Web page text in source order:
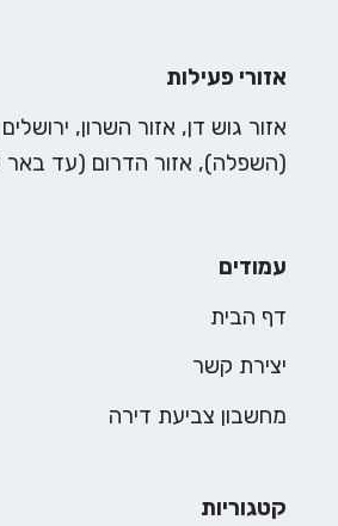
אזורי פעילות
אזור גוש דן, אזור השרון,
(השפלה), אזור הדרום (עד
עמודים
דף הבית
יצירת קשר
מחשבון צביעת דירה
קטגוריות